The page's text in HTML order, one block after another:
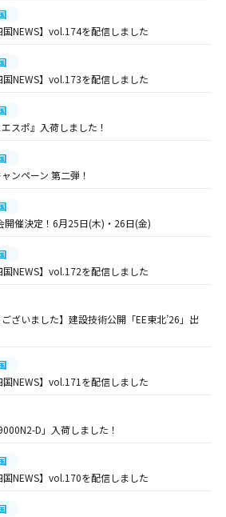
NEWS】vol.174を配信しました
NEWS】vol.173を配信しました
スポ』入荷しました！
ンペーン 第二弾！
開催決定！6月25日(木)・26日(金)
NEWS】vol.172を配信しました
ざいました】建設技術公開「EE東北’26」出
NEWS】vol.171を配信しました
D」入荷しました！
NEWS】vol.170を配信しました